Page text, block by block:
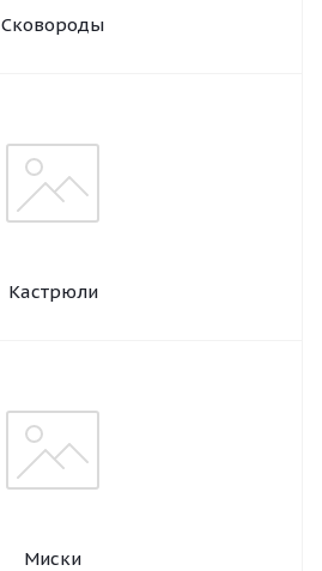
Сковороды
Кастрюли
Миски